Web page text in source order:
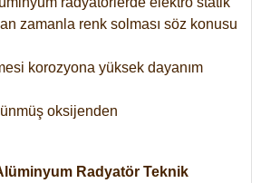
zamanla renk solması söz konusu
korozyona yüksek dayanım
oksijenden
Radyatör Teknik